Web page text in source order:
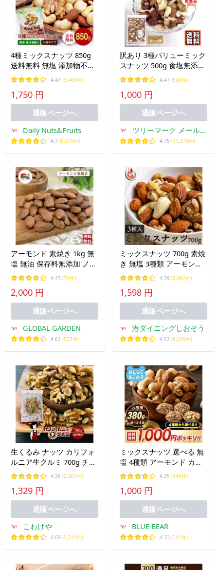
4種ミックスナッツ 850g
送料無料 無塩 添加物不使
用 植物油不使用 生くるみ
アーモンド カシューナッ
ツ 生マカダミア チャック
付き
4.47 (3,403件)
1,750 円
通販ページへ
Daily Nuts&Fruits
4.7 (8,519件)
訳あり 3種バリューミック
スナッツ 500g 食塩無添加
植物油不使用 ナッツ カシ
ューナッツ クルミ アーモ
ンド おやつ おつまみ
4.47 (524件)
1,000 円
通販ページへ
ツリーマーク メール便
専門支店
4.75 (11,376件)
アーモンド 素焼き 1kg 無
塩 無油 保存料無添加 ノン
パレル種 ナッツ ロースト
製菓 製パン 材料 おつまみ
おやつ メール便 送料無料
4.43 (74件)
2,000 円
通販ページへ
GLOBAL GARDEN
4.61 (523件)
ミックスナッツ 700g 素焼
き 無塩 3種類 アーモンド
カシューナッツ クルミ 食
塩不使用 ナッツ お中元 御
中元 爆買
4.39 (2,993件)
1,598 円
通販ページへ
港ダイニングしおそう
4.57 (8,039件)
生くるみ ナッツ カリフォ
ルニア生クルミ 700g チャ
ック付 脱酸素剤入り LHP
くるみ 胡桃 無塩 無油 送
料無料
4.36 (2,261件)
1,329 円
通販ページへ
こわけや
4.69 (5,511件)
ミックスナッツ 選べる 無
塩 4種類 アーモンド カシ
ューナッツ クルミ マカダ
ミア レーズン フルーツナ
ッツ ポイント消費 ポイン
ト消化 お中元 御中元 爆買
4.35 (344件)
1,000 円
通販ページへ
BLUE BEAR
4.33 (341件)